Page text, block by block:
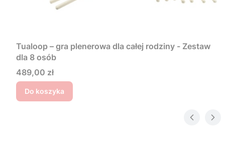
Tualoop – gra plenerowa dla całej rodziny - Zestaw
dla 8 osób
Cena
489,00 zł
Do koszyka